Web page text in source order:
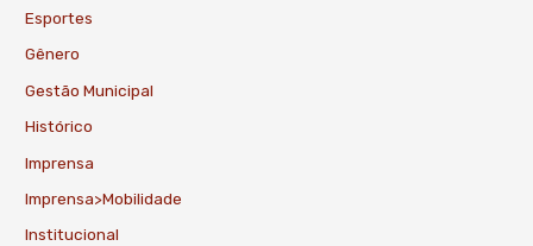
Esportes
Gênero
Gestão Municipal
Histórico
Imprensa
Imprensa>Mobilidade
Institucional